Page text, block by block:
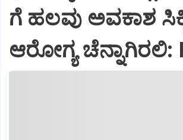
ಗೆ ಹಲವು ಅವಕಾಶ
ಆರೋಗ್ಯ ಚೆನ್ನಾಗಿರಲಿ: